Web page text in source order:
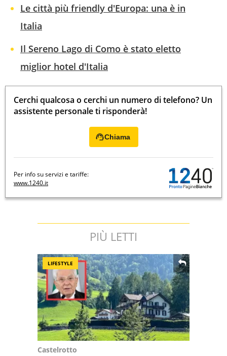
Le città più friendly d'Europa: una è in
Italia
Il Sereno Lago di Como è stato eletto
miglior hotel d'Italia
Cerchi qualcosa o cerchi un numero di telefono? Un
assistente personale ti risponderà!
Chiama
Per info su servizi e tariffe:
www.1240.it
PIÙ LETTI
LIFESTYLE
Castelrotto